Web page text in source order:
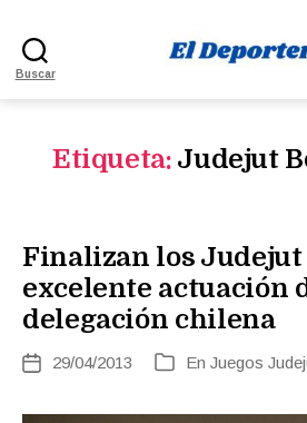
Buscar
Etiqueta: Judejut
Finalizan los Judejut
excelente actuación
delegación chilena
Fecha
la
29/04/2013 Categorías
En Juegos